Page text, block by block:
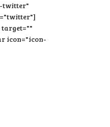
twitter"
icon="icon-